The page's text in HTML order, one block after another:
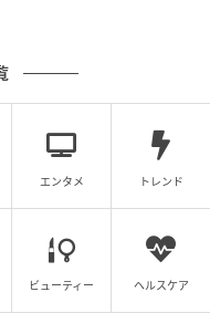
レシピまで。月間利用者1
エンタメ トレンド
ビューティー ヘルスケア